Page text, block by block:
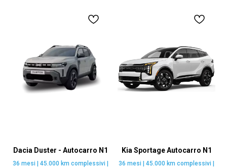
Dacia Duster - Autocarro N1
36 mesi | 45.000 km complessivi |
Kia Sportage Autocarro N1
36 mesi | 45.000 km complessivi |